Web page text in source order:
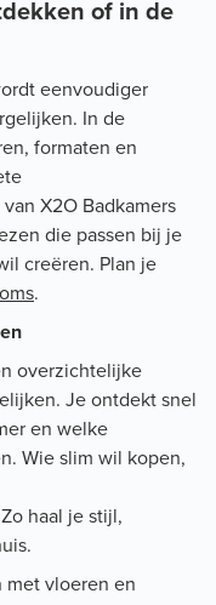
of in de
eenvoudiger
In de
formaten en
X2O Badkamers
die passen bij je
creëren. Plan je
.
overzichtelijke
Je ontdekt snel
en welke
Wie slim wil kopen,
haal je stijl,
met vloeren en